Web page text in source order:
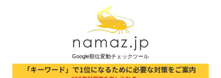
Google順位変動チェックツール